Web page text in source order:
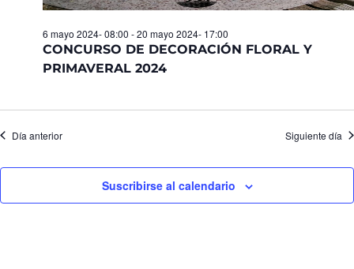
CONCURSO DE DECORACIÓN FLORAL Y
PRIMAVERAL 2024
6 mayo 2024- 08:00 -20 mayo 2024- 17:00
Día anterior Siguiente día
Suscribirse al calendario